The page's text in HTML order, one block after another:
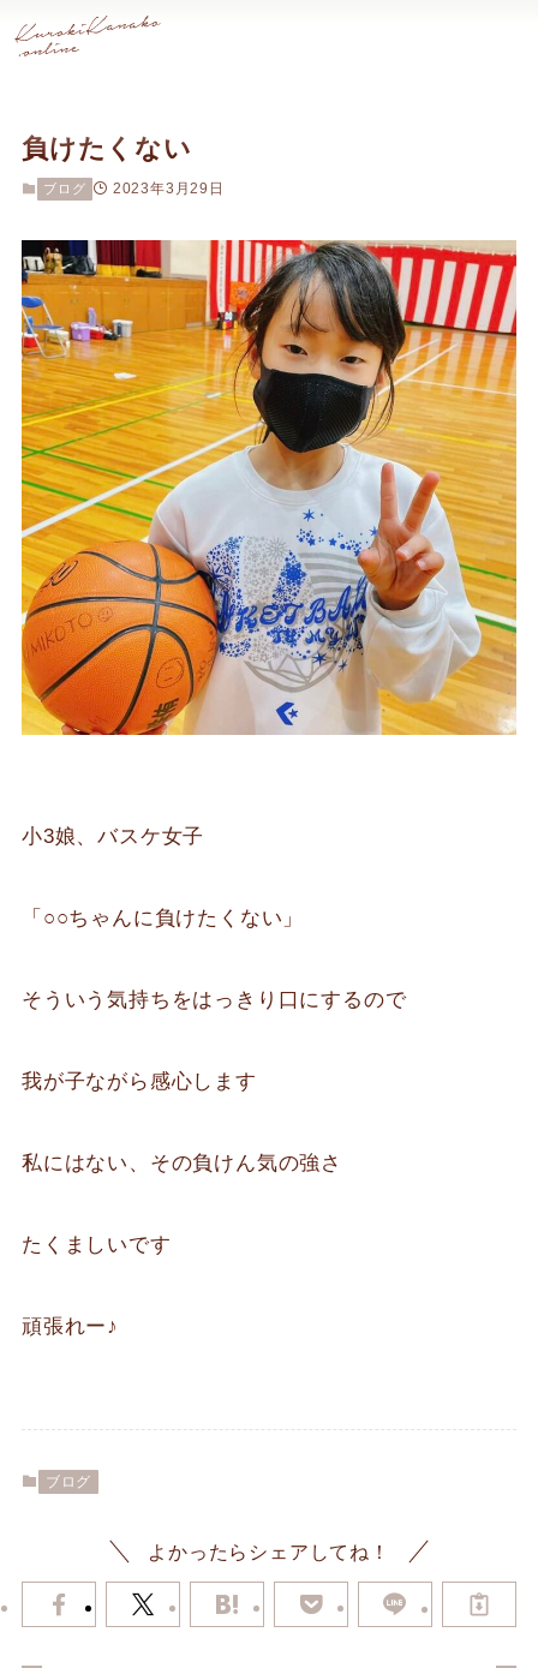
負けたくない
ブログ 2023年3月29日
小3娘、バスケ女子
「○○ちゃんに負けたくない」
そういう気持ちをはっきり口にするので
我が子ながら感心します
私にはない、その負けん気の強さ
たくましいです
頑張れー♪
ブログ
よかったらシェアしてね！